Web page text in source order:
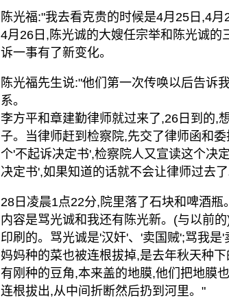
陈光福:"我去看克贵的时候是4月25日,4
4月26日,陈光诚的大嫂任宗举和陈光诚
诉一事有了新变化。
陈光福先生说:"他们第一次传唤以后告诉
系。
李方平和章建勤律师就过来了,26日到的,
子。当律师赶到检察院,先交了律师函和
个'不起诉决定书',检察院人又宣读这个决
决定书',如果知道的话就不会让律师过去了
28日凌晨1点22分,院里落了石块和啤酒
内容是骂光诚和我还有陈光新。(与以前
印刷的。骂光诚是'汉奸'、'卖国贼';骂我是'
妈妈种的菜也被连根拔掉,是去年秋天种
有刚种的豆角,本来盖的地膜,他们把地膜
连根拔出,从中间折断然后扔到河里。"